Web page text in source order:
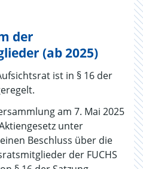
der
(ab 2025)
ist in § 16 der
am 7. Mai 2025
unter
Beschluss über die
der FUCHS